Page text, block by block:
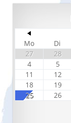
Mo
Di
27
28
4
5
11
12
18
19
25
26